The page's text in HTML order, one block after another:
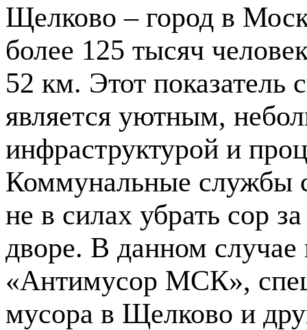
Щелково – город в
более 125 тысяч
52 км. Этот показатель
является уютным,
инфраструктурой и
Коммунальные службы
не в силах убрать сор
дворе. В данном
«Антимусор МСК»,
мусора в Щелково и